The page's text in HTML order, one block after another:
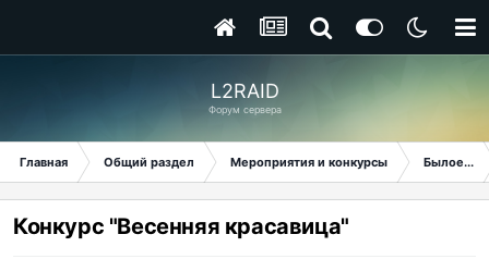
L2RAID
Форум сервера
Главная Общий раздел Мероприятия и конкурсы Былое...
Конкурс "Весенняя красавица"